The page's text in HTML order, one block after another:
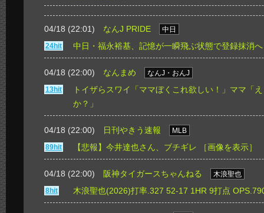
04/18 (22:01) なんJ PRIDE
中日
24hit
中日・福永裕基、記憶が一瞬飛ぶ状態で登録抹消へ
04/18 (22:00) なんまめ
なんJ・おんJ
13hit
トイザらスワイ「ママぼくこれ欲しい！」ママ「
か？」
04/18 (22:00) 日刊やきう速報
MLB
89hit
【悲報】今井達也さん、ブチギレ ［画像を表示］
04/18 (22:00) 阪神タイガースちゃんねる
木浪聖也
8hit
木浪聖也(2026)打率.327 52-17 1HR 9打点